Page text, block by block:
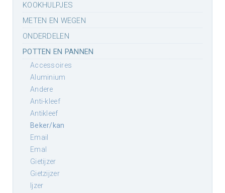
KOOKHULPJES
METEN EN WEGEN
ONDERDELEN
POTTEN EN PANNEN
accessoires
aluminium
andere
anti-kleef
antikleef
beker/kan
email
emal
gietijzer
gietzijzer
ijzer